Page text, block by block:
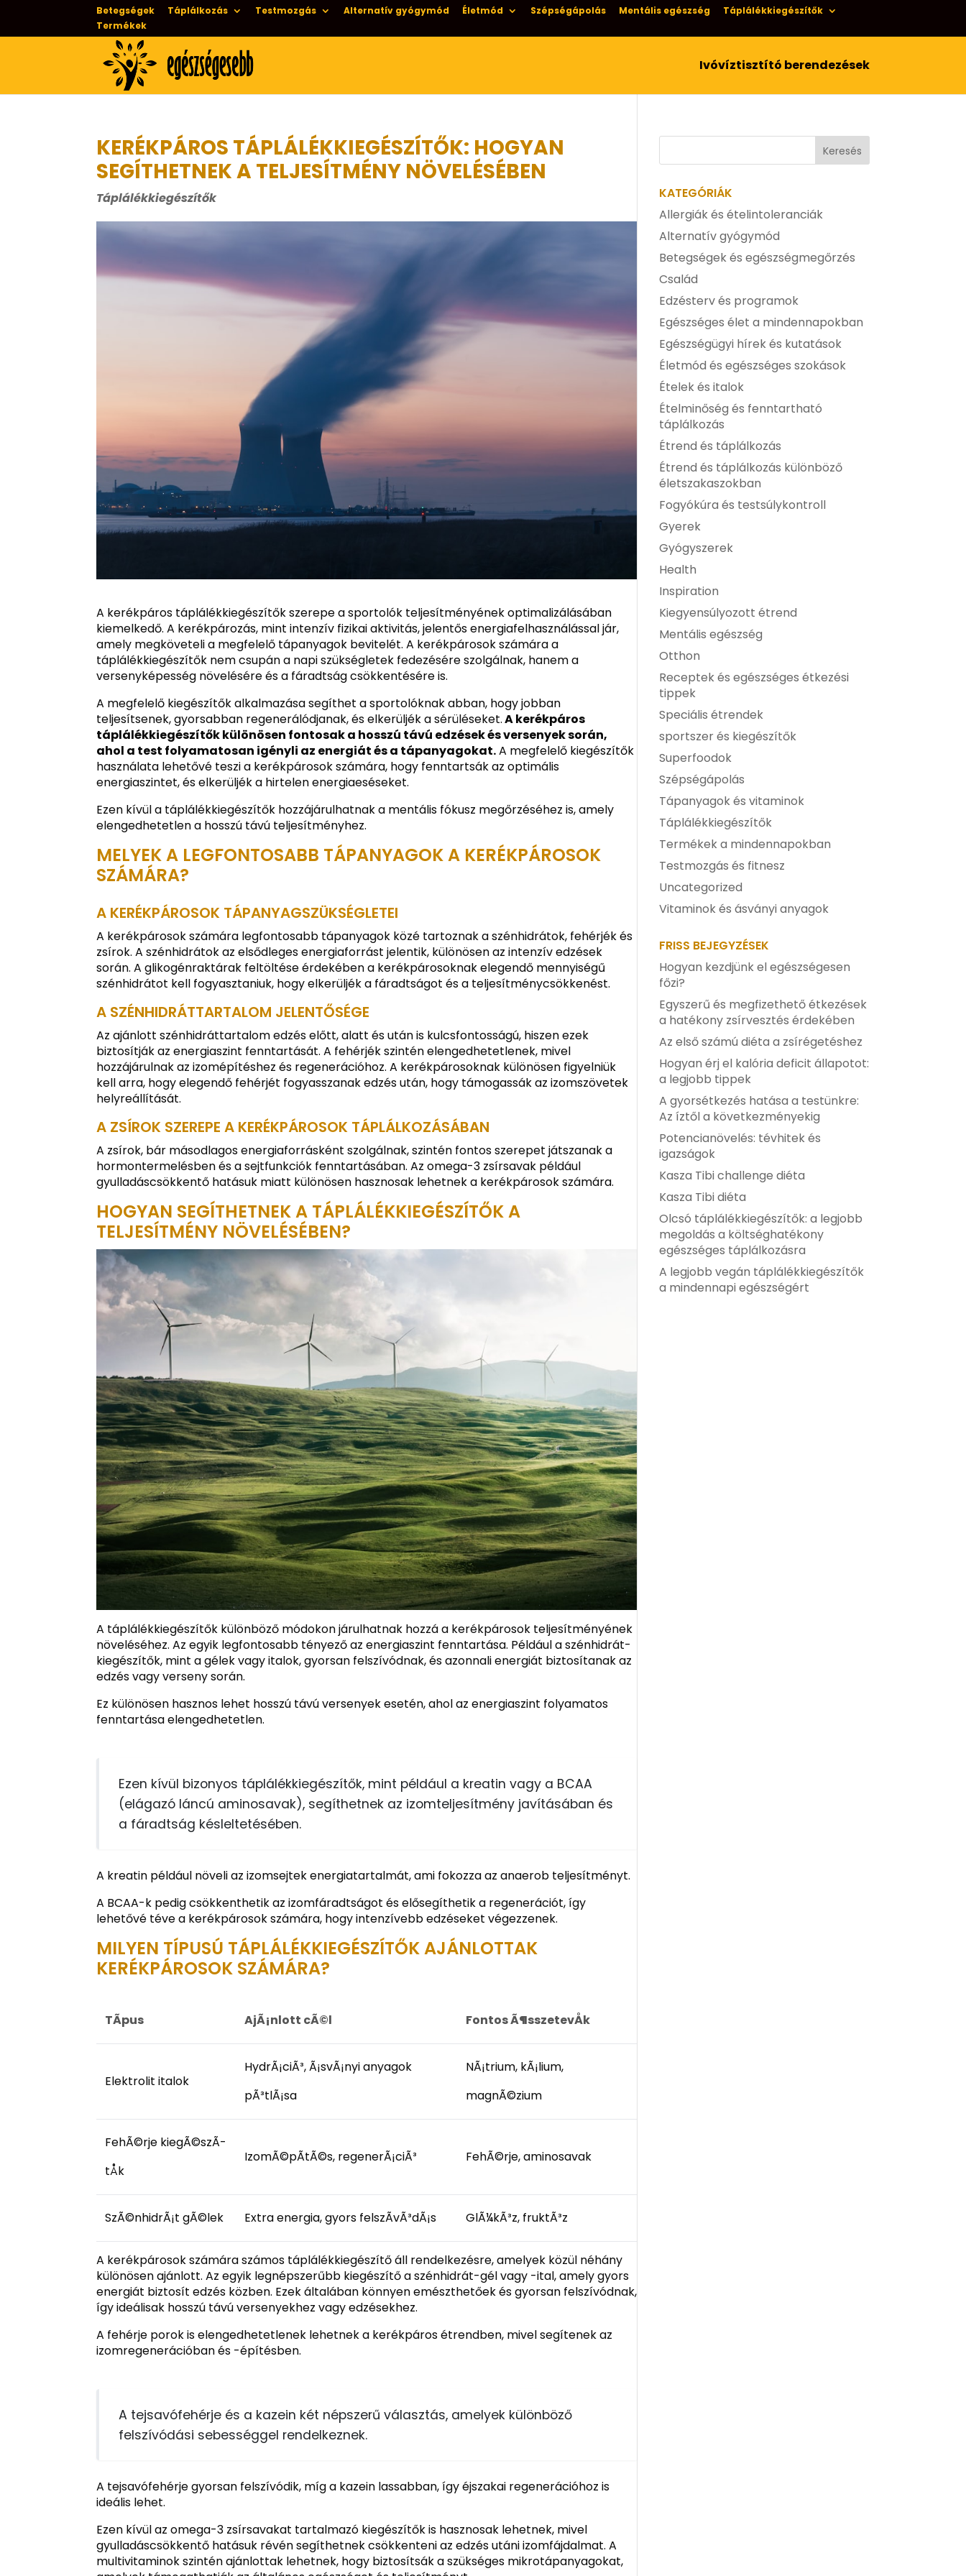
Betegségek Táplálkozás Testmozgás Alternatív gyógymód Életmód Szépségápolás Mentális egészség
Táplálékkiegészítők
Termékek
Ivóvíztisztító berendezések
KERÉKPÁROS TÁPLÁLÉKKIEGÉSZÍTŐK: HOGYAN
SEGÍTHETNEK A TELJESÍTMÉNY NÖVELÉSÉBEN
Táplálékkiegészítők
A kerékpáros táplálékkiegészítők szerepe a sportolók teljesítményének optimalizálásában
kiemelkedő. A kerékpározás, mint intenzív fizikai aktivitás, jelentős energiafelhasználással jár,
amely megköveteli a megfelelő tápanyagok bevitelét. A kerékpárosok számára a
táplálékkiegészítők nem csupán a napi szükségletek fedezésére szolgálnak, hanem a
versenyképesség növelésére és a fáradtság csökkentésére is.
A megfelelő kiegészítők alkalmazása segíthet a sportolóknak abban, hogy jobban
teljesítsenek, gyorsabban regenerálódjanak, és elkerüljék a sérüléseket.A kerékpáros
táplálékkiegészítők különösen fontosak a hosszú távú edzések és versenyek során,
ahol a test folyamatosan igényli az energiát és a tápanyagokat.A megfelelő kiegészítők
használata lehetővé teszi a kerékpárosok számára, hogy fenntartsák az optimális
energiaszintet, és elkerüljék a hirtelen energiaeséseket.
Ezen kívül a táplálékkiegészítők hozzájárulhatnak a mentális fókusz megőrzéséhez is, amely
elengedhetetlen a hosszú távú teljesítményhez.
MELYEK A LEGFONTOSABB TÁPANYAGOK A KERÉKPÁROSOK
SZÁMÁRA?
A KERÉKPÁROSOK TÁPANYAGSZÜKSÉGLETEI
A kerékpárosok számára legfontosabb tápanyagok közé tartoznak a szénhidrátok, fehérjék és
zsírok. A szénhidrátok az elsődleges energiaforrást jelentik, különösen az intenzív edzések
során. A glikogénraktárak feltöltése érdekében a kerékpárosoknak elegendő mennyiségű
szénhidrátot kell fogyasztaniuk, hogy elkerüljék a fáradtságot és a teljesítménycsökkenést.
A SZÉNHIDRÁTTARTALOM JELENTŐSÉGE
Az ajánlott szénhidráttartalom edzés előtt, alatt és után is kulcsfontosságú, hiszen ezek
biztosítják az energiaszint fenntartását. A fehérjék szintén elengedhetetlenek, mivel
hozzájárulnak az izomépítéshez és regenerációhoz. A kerékpárosoknak különösen figyelniük
kell arra, hogy elegendő fehérjét fogyasszanak edzés után, hogy támogassák az izomszövetek
helyreállítását.
A ZSÍROK SZEREPE A KERÉKPÁROSOK TÁPLÁLKOZÁSÁBAN
A zsírok, bár másodlagos energiaforrásként szolgálnak, szintén fontos szerepet játszanak a
hormontermelésben és a sejtfunkciók fenntartásában. Az omega-3 zsírsavak például
gyulladáscsökkentő hatásuk miatt különösen hasznosak lehetnek a kerékpárosok számára.
HOGYAN SEGÍTHETNEK A TÁPLÁLÉKKIEGÉSZÍTŐK A
TELJESÍTMÉNY NÖVELÉSÉBEN?
A táplálékkiegészítők különböző módokon járulhatnak hozzá a kerékpárosok teljesítményének
növeléséhez. Az egyik legfontosabb tényező az energiaszint fenntartása. Például a szénhidrát-
kiegészítők, mint a gélek vagy italok, gyorsan felszívódnak, és azonnali energiát biztosítanak az
edzés vagy verseny során.
Ez különösen hasznos lehet hosszú távú versenyek esetén, ahol az energiaszint folyamatos
fenntartása elengedhetetlen.
Ezen kívül bizonyos táplálékkiegészítők, mint például a kreatin vagy a BCAA
(elágazó láncú aminosavak), segíthetnek az izomteljesítmény javításában és
a fáradtság késleltetésében.
A kreatin például növeli az izomsejtek energiatartalmát, ami fokozza az anaerob teljesítményt.
A BCAA-k pedig csökkenthetik az izomfáradtságot és elősegíthetik a regenerációt, így
lehetővé téve a kerékpárosok számára, hogy intenzívebb edzéseket végezzenek.
MILYEN TÍPUSÚ TÁPLÁLÉKKIEGÉSZÍTŐK AJÁNLOTTAK
KERÉKPÁROSOK SZÁMÁRA?
TÃ­pus AjÃ¡nlott cÃ©l Fontos Ã¶sszetevÅk
Elektrolit italok
HydrÃ¡ciÃ³, Ã¡svÃ¡nyi anyagok
pÃ³tlÃ¡sa
NÃ¡trium, kÃ¡lium,
magnÃ©zium
FehÃ©rje kiegÃ©szÃ­
tÅk
IzomÃ©pÃ­tÃ©s, regenerÃ¡ciÃ³ FehÃ©rje, aminosavak
SzÃ©nhidrÃ¡t gÃ©lek Extra energia, gyors felszÃ­vÃ³dÃ¡s GlÃ¼kÃ³z, fruktÃ³z
A kerékpárosok számára számos táplálékkiegészítő áll rendelkezésre, amelyek közül néhány
különösen ajánlott. Az egyik legnépszerűbb kiegészítő a szénhidrát-gél vagy -ital, amely gyors
energiát biztosít edzés közben. Ezek általában könnyen emészthetőek és gyorsan felszívódnak,
így ideálisak hosszú távú versenyekhez vagy edzésekhez.
A fehérje porok is elengedhetetlenek lehetnek a kerékpáros étrendben, mivel segítenek az
izomregenerációban és -építésben.
A tejsavófehérje és a kazein két népszerű választás, amelyek különböző
felszívódási sebességgel rendelkeznek.
A tejsavófehérje gyorsan felszívódik, míg a kazein lassabban, így éjszakai regenerációhoz is
ideális lehet.
Ezen kívül az omega-3 zsírsavakat tartalmazó kiegészítők is hasznosak lehetnek, mivel
gyulladáscsökkentő hatásuk révén segíthetnek csökkenteni az edzés utáni izomfájdalmat. A
multivitaminok szintén ajánlottak lehetnek, hogy biztosítsák a szükséges mikrotápanyagokat,
KATEGÓRIÁK
Allergiák és ételintoleranciák
Alternatív gyógymód
Betegségek és egészségmegőrzés
Család
Edzésterv és programok
Egészséges élet a mindennapokban
Egészségügyi hírek és kutatások
Életmód és egészséges szokások
Ételek és italok
Ételminőség és fenntartható
táplálkozás
Étrend és táplálkozás
Étrend és táplálkozás különböző
életszakaszokban
Fogyókúra és testsúlykontroll
Gyerek
Gyógyszerek
Health
Inspiration
Kiegyensúlyozott étrend
Mentális egészség
Otthon
Receptek és egészséges étkezési
tippek
Speciális étrendek
sportszer és kiegészítők
Superfoodok
Szépségápolás
Tápanyagok és vitaminok
Táplálékkiegészítők
Termékek a mindennapokban
Testmozgás és fitnesz
Uncategorized
Vitaminok és ásványi anyagok
FRISS BEJEGYZÉSEK
Hogyan kezdjünk el egészségesen
főzi?
Egyszerű és megfizethető étkezések
a hatékony zsírvesztés érdekében
Az első számú diéta a zsírégetéshez
Hogyan érj el kalória deficit állapotot:
a legjobb tippek
A gyorsétkezés hatása a testünkre:
Az íztől a következményekig
Potencianövelés: tévhitek és
igazságok
Kasza Tibi challenge diéta
Kasza Tibi diéta
Olcsó táplálékkiegészítők: a legjobb
megoldás a költséghatékony
egészséges táplálkozásra
A legjobb vegán táplálékkiegészítők
a mindennapi egészségért